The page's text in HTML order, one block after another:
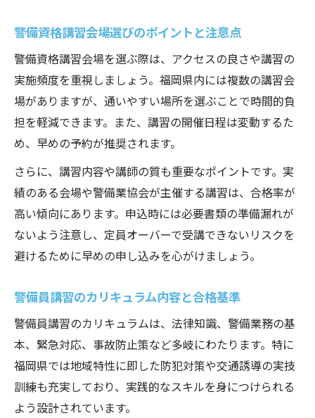
警備資格講習会場選びのポイントと注意点
警備資格講習会場を選ぶ際は、アクセスの良さや講習の
実施頻度を重視しましょう。福岡県内には複数の講習会
場がありますが、通いやすい場所を選ぶことで時間的負
担を軽減できます。また、講習の開催日程は変動するた
め、早めの予約が推奨されます。
さらに、講習内容や講師の質も重要なポイントです。実
績のある会場や警備業協会が主催する講習は、合格率が
高い傾向にあります。申込時には必要書類の準備漏れが
ないよう注意し、定員オーバーで受講できないリスクを
避けるために早めの申し込みを心がけましょう。
警備員講習のカリキュラム内容と合格基準
警備員講習のカリキュラムは、法律知識、警備業務の基
本、緊急対応、事故防止策など多岐にわたります。特に
福岡県では地域特性に即した防犯対策や交通誘導の実技
訓練も充実しており、実践的なスキルを身につけられる
よう設計されています。